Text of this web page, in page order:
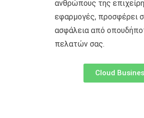
ανθρώπους της
εφαρμογές, προσφέρει
ασφάλεια από
πελατών σας.
Cloud